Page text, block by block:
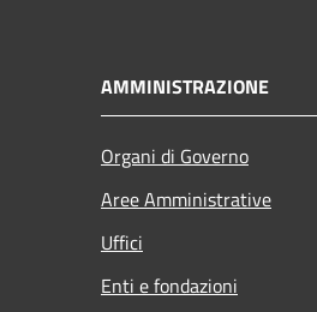
AMMINISTRAZIONE
Organi di Governo
Aree Amministrative
Uffici
Enti e fondazioni